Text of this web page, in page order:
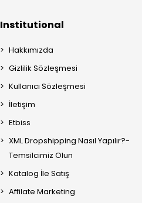
Institutional
Hakkımızda
Gizlilik Sözleşmesi
Kullanıcı Sözleşmesi
İletişim
Etbiss
XML Dropshipping Nasıl Yapılır?-
Temsilcimiz Olun
Katalog İle Satış
Affilate Marketing